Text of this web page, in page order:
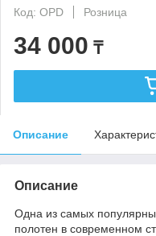
Код: OPD
Розница
34 000 ₸
Описание
Описание
Одна из самых
полотен в современном